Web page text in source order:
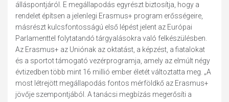
álláspontjáról. E megállapodás egyrészt biztosítja, hogy a
rendelet építsen a jelenlegi Erasmus+ program erősségeire,
másrészt kulcsfontosságú első lépést jelent az Európai
Parlamenttel folytatandó tárgyalásokra való felkészülésben.
Az Erasmus+ az Uniónak az oktatást, a képzést, a fiatalokat
és a sportot támogató vezérprogramja, amely az elmúlt négy
évtizedben több mint 16 millió ember életét változtatta meg. „A
most létrejött megállapodás fontos mérföldkő az Erasmus+
jövője szempontjából. A tanácsi megbízás megerősíti a